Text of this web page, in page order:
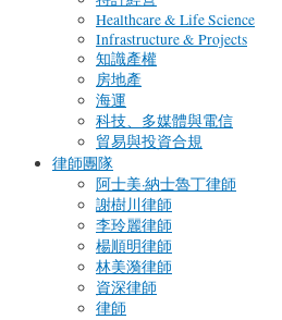
Healthcare & Life Science
Infrastructure & Projects
知識產權
房地產
海運
科技、多媒體與電信
貿易與投資合規
律師團隊
阿士美·納士魯丁律師
謝樹川律師
李玲麗律師
楊順明律師
林美漪律師
資深律師
律師